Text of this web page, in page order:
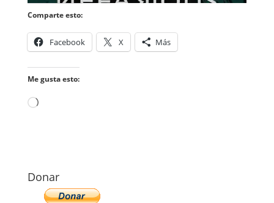
Comparte esto:
Facebook X Más
Me gusta esto:
Cargando...
Donar